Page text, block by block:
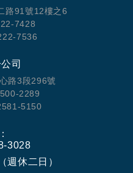
華單臥套房中放鬆身心。
大床和寬敞獨立的起居
。所有單臥套房均設有私
，距離傳奇峴港高爾夫度假
有 6 分鐘車程。 此海灘飯
里），距離安邦海灘 5.9 英
路91號12樓之6
7428
7536
司
路3段296號
2289
5150
3028
週休二日）